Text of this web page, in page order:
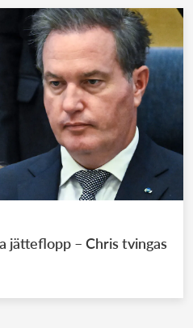
jätteflopp – Chris tvingas